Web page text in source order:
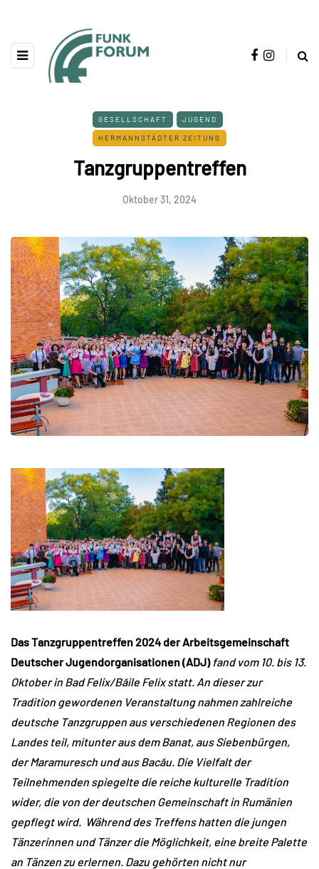
GESELLSCHAFT JUGEND
HERMANNSTÄDTER ZEITUNG
Tanzgruppentreffen
Oktober 31, 2024
Das Tanzgruppentreffen 2024 der Arbeitsgemeinschaft
Deutscher Jugendorganisationen (ADJ) fand vom 10. bis 13.
Oktober in Bad Felix/Băile Felix statt. An dieser zur
Tradition gewordenen Veranstaltung nahmen zahlreiche
deutsche Tanzgruppen aus verschiedenen Regionen des
Landes teil, mitunter aus dem Banat, aus Siebenbürgen,
der Maramuresch und aus Bacău. Die Vielfalt der
Teilnehmenden spiegelte die reiche kulturelle Tradition
wider, die von der deutschen Gemeinschaft in Rumänien
gepflegt wird. Während des Treffens hatten die jungen
Tänzerinnen und Tänzer die Möglichkeit, eine breite Palette
an Tänzen zu erlernen. Dazu gehörten nicht nur